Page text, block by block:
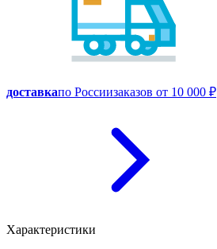
доставкапо Россиизаказов от 10 000 ₽
Характеристики